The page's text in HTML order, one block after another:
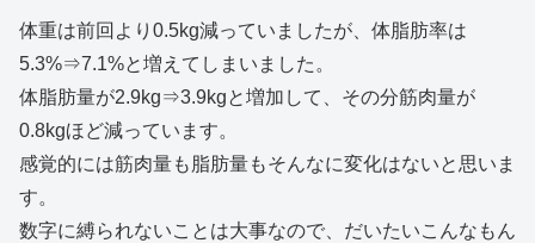
体重は前回より0.5kg減っていましたが、体脂肪率は
5.3%⇒7.1%と増えてしまいました。
体脂肪量が2.9kg⇒3.9kgと増加して、その分筋肉量が
0.8kgほど減っています。
感覚的には筋肉量も脂肪量もそんなに変化はないと思いま
す。
数字に縛られないことは大事なので、だいたいこんなもん